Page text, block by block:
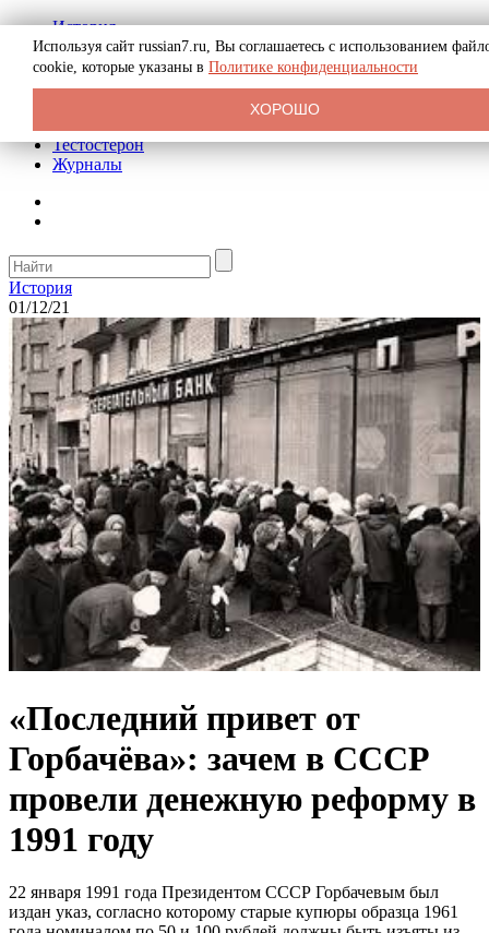
История
Биография
Криминал
Реклама на сайте
Тестостерон
Журналы
История
01/12/21
«Последний привет от
Горбачёва»: зачем в СССР
провели денежную реформу в
1991 году
22 января 1991 года Президентом СССР Горбачевым был
издан указ, согласно которому старые купюры образца 1961
Используя сайт russian7.ru, Вы соглашаетесь с использованием
cookie, которые указаны в Политике конфиденциальности
ХОРОШО